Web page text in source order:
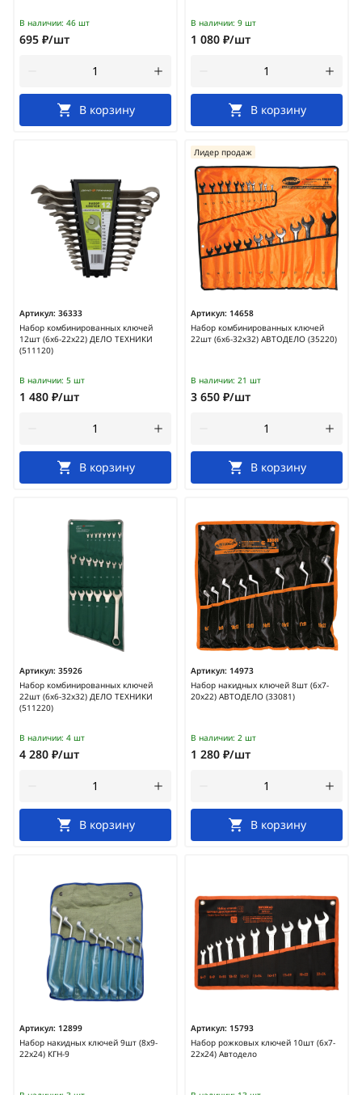
В наличии: 46 шт
695 ₽/шт
В корзину
В наличии: 9 шт
1 080 ₽/шт
В корзину
Артикул: 36333
Набор комбинированных ключей
12шт (6х6-22х22) ДЕЛО ТЕХНИКИ
(511120)
В наличии: 5 шт
1 480 ₽/шт
В корзину
Артикул: 14658
Набор комбинированных ключей
22шт (6х6-32х32) АВТОДЕЛО (35220)
Лидер продаж
В наличии: 21 шт
3 650 ₽/шт
В корзину
Артикул: 35926
Набор комбинированных ключей
22шт (6х6-32х32) ДЕЛО ТЕХНИКИ
(511220)
В наличии: 4 шт
4 280 ₽/шт
В корзину
Артикул: 14973
Набор накидных ключей 8шт (6х7-
20х22) АВТОДЕЛО (33081)
В наличии: 2 шт
1 280 ₽/шт
В корзину
Артикул: 12899
Набор накидных ключей 9шт (8х9-
22х24) КГН-9
Артикул: 15793
Набор рожковых ключей 10шт (6х7-
22x24) Автодело